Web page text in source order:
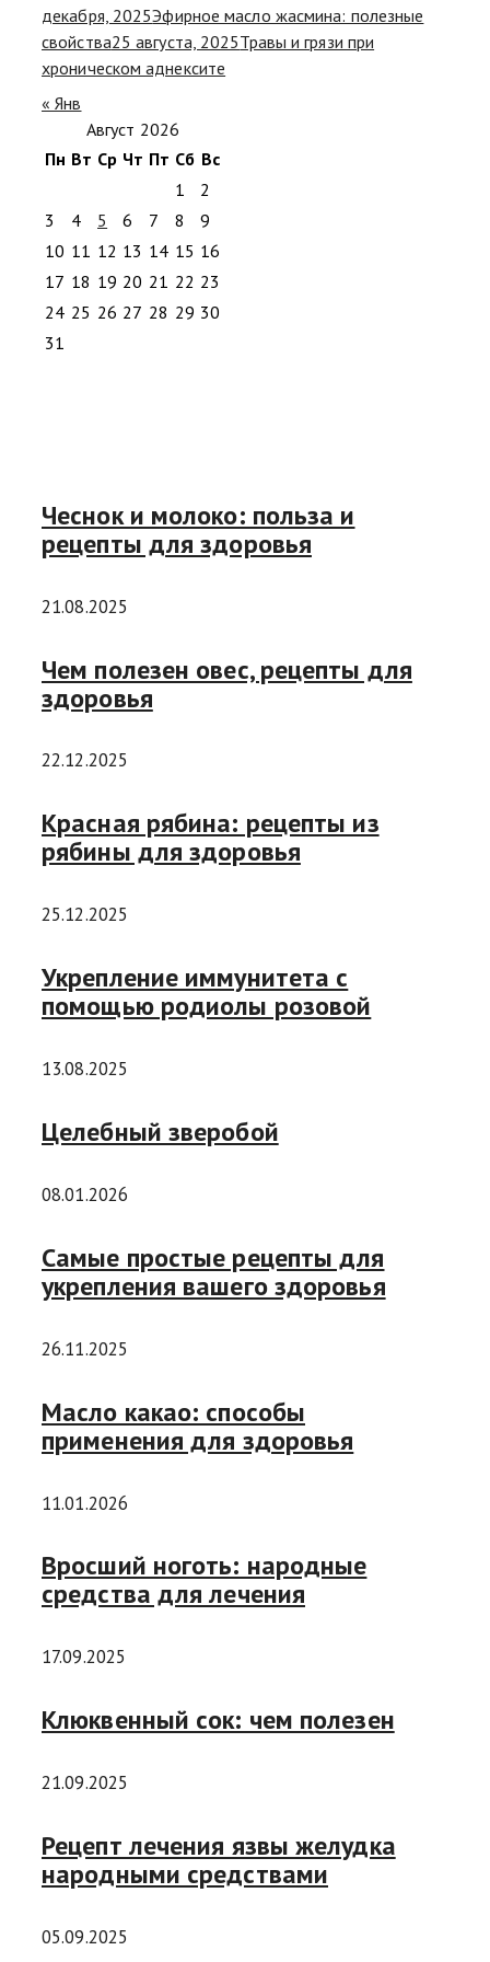
декабря, 2025Эфирное масло жасмина: полезные
свойства25 августа, 2025Травы и грязи при
хроническом аднексите
« Янв
Август 2026
Пн Вт Ср Чт Пт Сб Вс
1
2
3
4 5 6 7 8
9
10 11 12 13 14 15 16
17 18 19 20 21 22 23
24 25 26 27 28 29 30
31
Чеснок и молоко: польза и
рецепты для здоровья
21.08.2025
Чем полезен овес, рецепты для
здоровья
22.12.2025
Красная рябина: рецепты из
рябины для здоровья
25.12.2025
Укрепление иммунитета с
помощью родиолы розовой
13.08.2025
Целебный зверобой
08.01.2026
Самые простые рецепты для
укрепления вашего здоровья
26.11.2025
Масло какао: способы
применения для здоровья
11.01.2026
Вросший ноготь: народные
средства для лечения
17.09.2025
Клюквенный сок: чем полезен
21.09.2025
Рецепт лечения язвы желудка
народными средствами
05.09.2025